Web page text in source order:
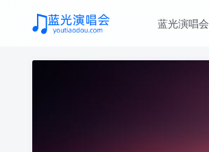
蓝光演唱会